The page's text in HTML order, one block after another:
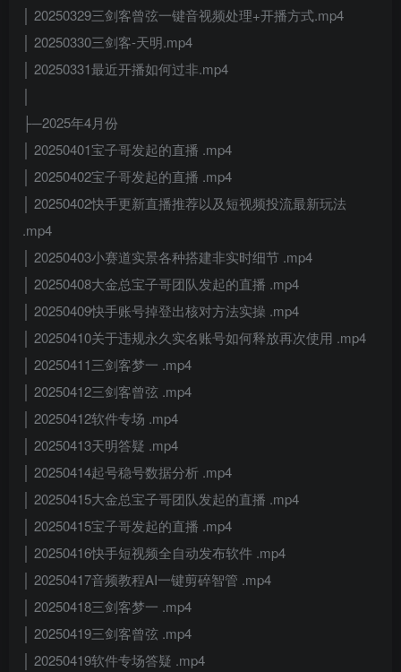
│ 20250329三剑客曾弦一键音视频处理+开播方式.mp4
│ 20250330三剑客-天明.mp4
│ 20250331最近开播如何过非.mp4
├─2025年4月份
│ 20250401宝子哥发起的直播 .mp4
│ 20250402宝子哥发起的直播 .mp4
│ 20250402快手更新直播推荐以及短视频投流最新玩法
.mp4
│ 20250403小赛道实景各种搭建非实时细节 .mp4
│ 20250408大金总宝子哥团队发起的直播 .mp4
│ 20250409快手账号掉登出核对方法实操 .mp4
│ 20250410关于违规永久实名账号如何释放再次使用 .mp4
│ 20250411三剑客梦一 .mp4
│ 20250412三剑客曾弦 .mp4
│ 20250412软件专场 .mp4
│ 20250413天明答疑 .mp4
│ 20250414起号稳号数据分析 .mp4
│ 20250415大金总宝子哥团队发起的直播 .mp4
│ 20250415宝子哥发起的直播 .mp4
│ 20250416快手短视频全自动发布软件 .mp4
│ 20250417音频教程AI一键剪碎智管 .mp4
│ 20250418三剑客梦一 .mp4
│ 20250419三剑客曾弦 .mp4
│ 20250419软件专场答疑 .mp4